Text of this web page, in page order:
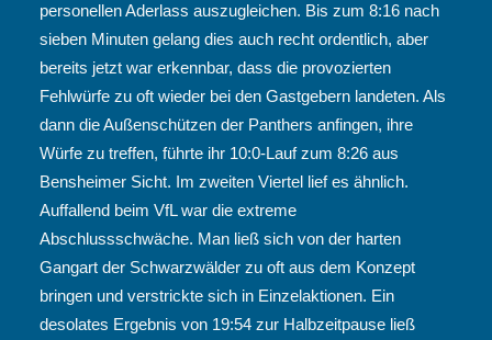
personellen Aderlass auszugleichen. Bis zum 8:16 nach
sieben Minuten gelang dies auch recht ordentlich, aber
bereits jetzt war erkennbar, dass die provozierten
Fehlwürfe zu oft wieder bei den Gastgebern landeten. Als
dann die Außenschützen der Panthers anfingen, ihre
Würfe zu treffen, führte ihr 10:0-Lauf zum 8:26 aus
Bensheimer Sicht. Im zweiten Viertel lief es ähnlich.
Auffallend beim VfL war die extreme
Abschlussschwäche. Man ließ sich von der harten
Gangart der Schwarzwälder zu oft aus dem Konzept
bringen und verstrickte sich in Einzelaktionen. Ein
desolates Ergebnis von 19:54 zur Halbzeitpause ließ